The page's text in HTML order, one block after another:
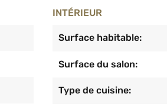
INTÉRIEUR
Surface habitable:
Surface du salon:
Type de cuisine: